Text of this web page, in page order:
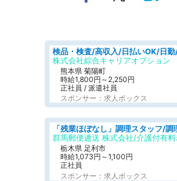
株式会社綜合キャリアオプション
熊本県 菊陽町
時給1,800円～2,250円
正社員 / 派遣社員
スポンサー：求人ボックス
栃木県 足利市
時給1,073円～1,100円
正社員
スポンサー：求人ボックス